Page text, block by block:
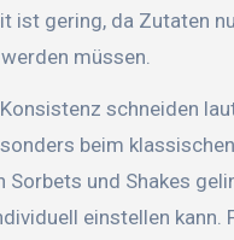
ist gering, da Zutaten
müssen.
schneiden
beim
Sorbets und Shakes
einstellen kann.